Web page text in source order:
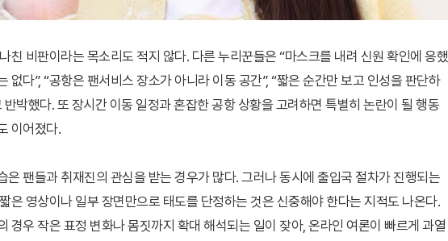
친 비판이라는 목소리도 적지 않다. 다른 누리꾼들은 “마스크를 내려 신원 확인에 응했
없다”, “공항은 팬서비스 장소가 아니라 이동 공간”, “짧은 순간만 보고 인성을 판단하
반박했다. 또 장시간 이동 일정과 혼잡한 공항 상황을 고려하면 특별히 논란이 될 행동
이어졌다.
은 팬들과 취재진의 관심을 받는 경우가 많다. 그러나 동시에 출입국 절차가 진행되는
은 영상이나 일부 장면만으로 태도를 단정하는 것은 신중해야 한다는 지적도 나온다.
경우 작은 표정 변화나 몸짓까지 확대 해석되는 일이 잦아, 온라인 여론이 빠르게 과열